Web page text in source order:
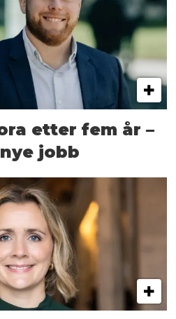
etter fem år –
jobb